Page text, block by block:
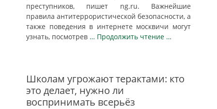
преступников, пишет ng.ru. Важнейшие
правила антитеррористической безопасности, а
также поведения в интернете москвичи могут
узнать, посмотрев … Продолжить чтение …
Школам угрожают терактами: кто
это делает, нужно ли
воспринимать всерьёз